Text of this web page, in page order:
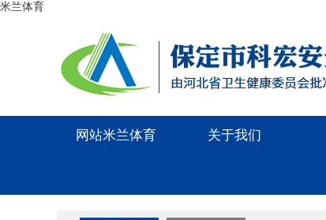
米兰体育
网站米兰体育 关于我们